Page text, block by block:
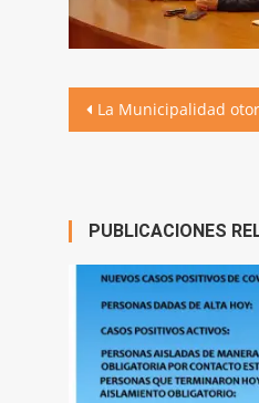
Navegación
La Municipalidad otorga un nuevo incremento salarial: alcanza el 58,7% en
PUBLICACIONES